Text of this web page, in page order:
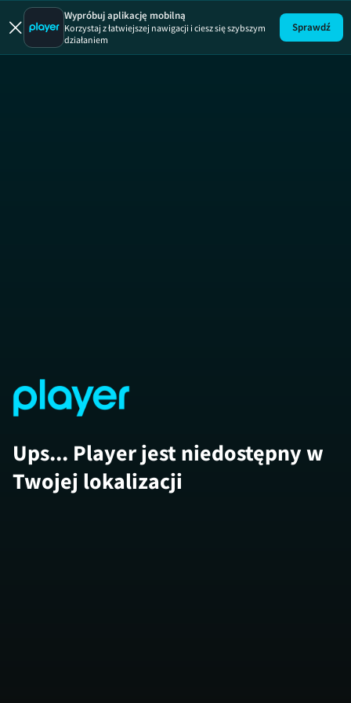
Ekipa z raju
SEZON 5
Wypróbuj aplikację mobilną
Korzystaj z łatwiejszej nawigacji i ciesz się szybszym
działaniem
Sprawdź
Ups... Player jest niedostępny w
Twojej lokalizacji